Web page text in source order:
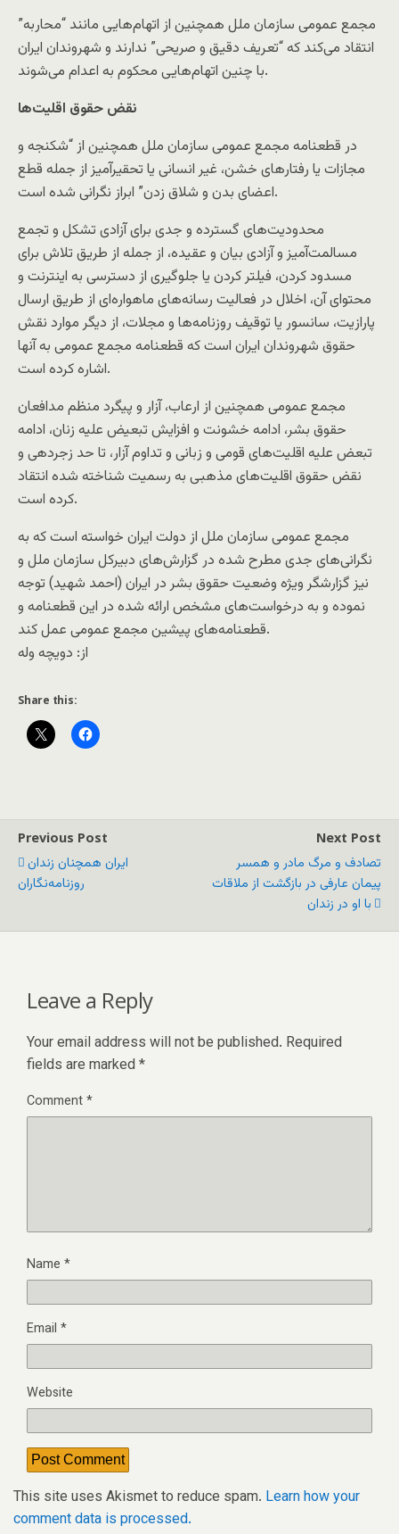
مجمع عمومی سازمان ملل همچنین از اتهام‌هایی مانند “محاربه”
انتقاد می‌کند که “تعریف دقیق و صریحی” ندارند و شهروندان ایران
با چنین اتهام‌هایی محکوم به اعدام می‌شوند.
نقض حقوق اقلیت‌ها
در قطعنامه مجمع عمومی سازمان ملل همچنین از “شکنجه و
مجازات یا رفتارهای خشن، غیر انسانی یا تحقیرآمیز از جمله قطع
اعضای بدن و شلاق زدن” ابراز نگرانی شده است.
محدودیت‌های گسترده و جدی برای آزادی تشکل و تجمع
مسالمت‌آمیز و آزادی بیان و عقیده، از جمله از طریق تلاش برای
مسدود کردن، فیلتر کردن یا جلوگیری از دسترسی به اینترنت و
محتوای آن، اخلال در فعالیت رسانه‌های ماهواره‌ای از طریق ارسال
پارازیت، سانسور یا توقیف روزنامه‌ها و مجلات، از دیگر موارد نقش
حقوق شهروندان ایران است که قطعنامه مجمع عمومی به آنها
اشاره کرده است.
مجمع عمومی همچنین از ارعاب، آزار و پیگرد منظم مدافعان
حقوق بشر، ادامه خشونت و افزایش تبعیض علیه زنان، ادامه
تبعض علیه اقلیت‌های قومی و زبانی و تداوم آزار، تا حد زجردهی و
نقض حقوق اقلیت‌های مذهبی به رسمیت شناخته شده انتقاد
کرده است.
مجمع عمومی سازمان ملل از دولت ایران خواسته است که به
نگرانی‌های جدی مطرح شده در گزارش‌های دبیرکل سازمان ملل و
نیز گزارشگر ویژه وضعیت حقوق بشر در ایران (احمد شهید) توجه
نموده و به درخواست‌های مشخص ارائه شده در این قطعنامه و
قطعنامه‌های پیشین مجمع عمومی عمل کند.
از: دويچه وله
Share this:
Previous Post
ایران همچنان زندان
روزنامه‌نگاران
Next Post
تصادف و مرگ مادر و همسر
پیمان عارفی در بازگشت از ملاقات
با او در زندان
Leave a Reply
Your email address will not be published. Required
fields are marked *
Comment*
Name *
Email *
Website
This site uses Akismet to reduce spam. Learn how your
comment data is processed.